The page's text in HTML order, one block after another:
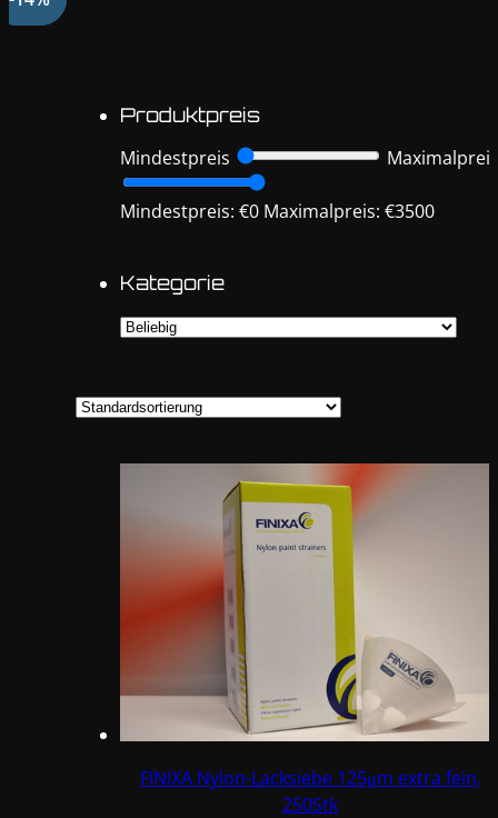
Produktpreis
Mindestpreis
Maximalpreis
Mindestpreis: €0 Maximalpreis: €3500
Kategorie
FINIXA Nylon-Lacksiebe 125μm extra fein,
250Stk